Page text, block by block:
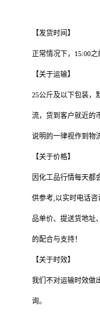
【发货时间】
正常情况下，15:00
【关于运输】
25公斤及以下包装，
流，货到客户就近的
说明的一律视作到物
【关于价格】
因化工品行情每天都
供参考,以实时电话咨
品单价、提送货地址
的配合与支持！
【关于时效】
我们不对运输时效做
询。